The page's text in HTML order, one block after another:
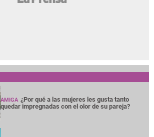
AMIGA ¿Por qué a las mujeres les gusta tanto
quedar impregnadas con el olor de su pareja?